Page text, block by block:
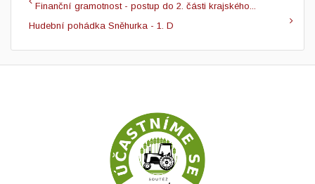
Finanční gramotnost - postup do 2. části krajského...
Hudební pohádka Sněhurka - 1. D